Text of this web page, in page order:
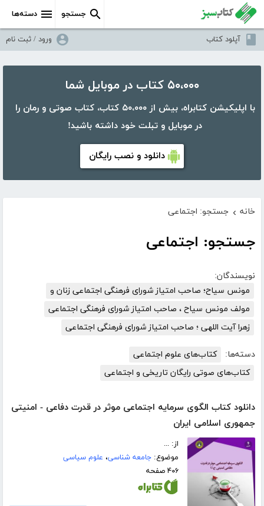
دسته‌ها جستجو
آپلود کتاب ورود / ثبت نام
۵۰،۰۰۰ کتاب در موبایل شما
با اپلیکیشن کتابراه، بیش از ۵۰،۰۰۰ کتاب، کتاب صوتی و رمان را
در موبایل و تبلت خود داشته باشید!
دانلود و نصب رایگان
خانه › جستجو: اجتماعی
جستجو: اجتماعی
نویسندگان:
مونس سیاح؛ صاحب امتیاز شورای فرهنگی اجتماعی زنان و
مولف مونس سیاح ، صاحب امتیاز شورای فرهنگی اجتماعی
زهرا آیت اللهی ؛ صاحب امتیاز شورای فرهنگی اجتماعی
دسته‌ها:
کتاب‌های علوم اجتماعی
کتاب‌های صوتی رایگان تاریخی و اجتماعی
دانلود کتاب الگوی سرمایه اجتماعی موثر در قدرت دفاعی - امنیتی
جمهوری اسلامی ایران
از: ...
موضوع:جامعه شناسی، علوم سیاسی
۴۰۶ صفحه